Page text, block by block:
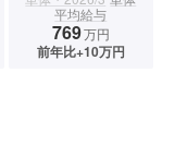
平均給与
769万円
前年比+10万円